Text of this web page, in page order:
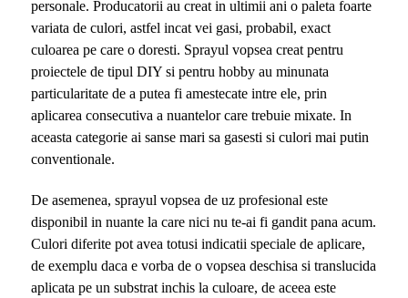
personale. Producatorii au creat in ultimii ani o paleta foarte
variata de culori, astfel incat vei gasi, probabil, exact
culoarea pe care o doresti. Sprayul vopsea creat pentru
proiectele de tipul DIY si pentru hobby au minunata
particularitate de a putea fi amestecate intre ele, prin
aplicarea consecutiva a nuantelor care trebuie mixate. In
aceasta categorie ai sanse mari sa gasesti si culori mai putin
conventionale.
De asemenea, sprayul vopsea de uz profesional este
disponibil in nuante la care nici nu te-ai fi gandit pana acum.
Culori diferite pot avea totusi indicatii speciale de aplicare,
de exemplu daca e vorba de o vopsea deschisa si translucida
aplicata pe un substrat inchis la culoare, de aceea este